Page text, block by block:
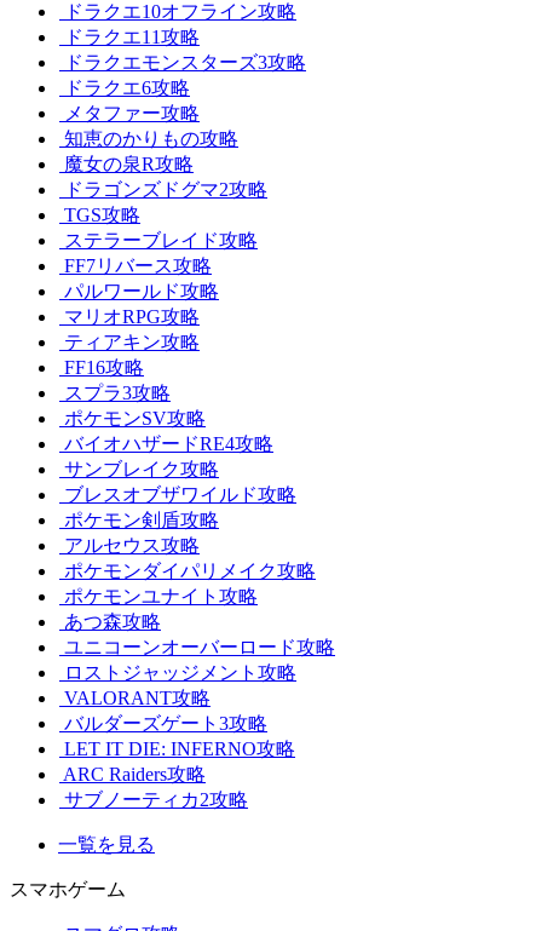
ドラクエ10オフライン攻略
ドラクエ11攻略
ドラクエモンスターズ3攻略
ドラクエ6攻略
メタファー攻略
知恵のかりもの攻略
魔女の泉R攻略
ドラゴンズドグマ2攻略
TGS攻略
ステラーブレイド攻略
FF7リバース攻略
パルワールド攻略
マリオRPG攻略
ティアキン攻略
FF16攻略
スプラ3攻略
ポケモンSV攻略
バイオハザードRE4攻略
サンブレイク攻略
ブレスオブザワイルド攻略
ポケモン剣盾攻略
アルセウス攻略
ポケモンダイパリメイク攻略
ポケモンユナイト攻略
あつ森攻略
ユニコーンオーバーロード攻略
ロストジャッジメント攻略
VALORANT攻略
バルダーズゲート3攻略
LET IT DIE: INFERNO攻略
ARC Raiders攻略
サブノーティカ2攻略
一覧を見る
スマホゲーム